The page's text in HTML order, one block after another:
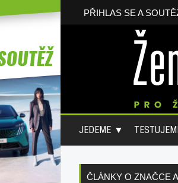
PŘIHLAS SE A
JEDEME
ČLÁNKY O ZNAČCE